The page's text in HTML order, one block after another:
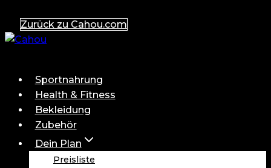
Inhalt
springen
Zurück zu Cahou.com
Sportnahrung
Health & Fitness
Bekleidung
Zubehör
Dein Plan
Preisliste